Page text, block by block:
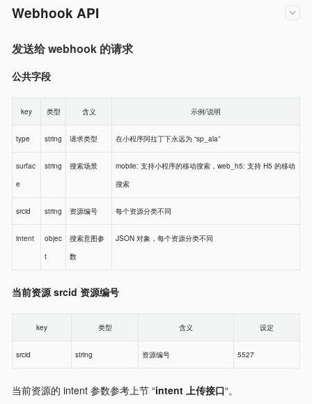
Webhook API
发送给 webhook 的请求
公共字段
key 类型 含义 示例/说明
type string 请求类型 在小程序阿拉丁下永远为 “sp_ala”
surfac
e
string 搜索场景
mobile: 支持小程序的移动搜索，web_h5: 支持 H5 的移动
搜索
srcid string 资源编号 每个资源分类不同
intent
objec
t
搜索意图参
数
JSON 对象，每个资源分类不同
当前资源 srcid 资源编号
key 类型 含义 设定
srcid string 资源编号 5527
当前资源的 intent 参数参考上节 “intent 上传接口“。